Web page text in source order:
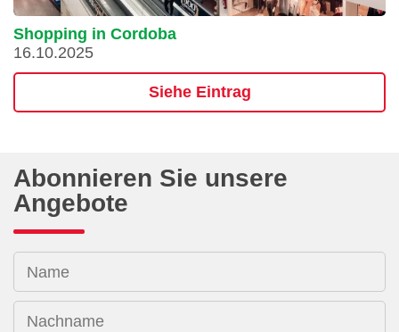
Shopping in Cordoba
16.10.2025
Siehe Eintrag
Abonnieren Sie unsere
Angebote
Name
Nachname